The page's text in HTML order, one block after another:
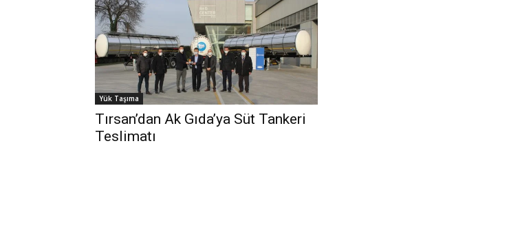
Yük Taşıma
Tırsan’dan Ak Gıda’ya Süt Tankeri
Teslimatı